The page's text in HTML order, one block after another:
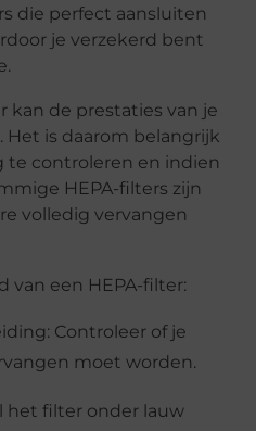
die perfect aansluiten
je verzekerd bent
kan de prestaties van je
is daarom belangrijk
controleren en indien
HEPA-filters zijn
volledig vervangen
van een HEPA-filter:
: Controleer of je
moet worden.
het filter onder lauw